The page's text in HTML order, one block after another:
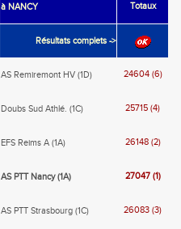
à NANCY Totaux
Résultats complets ->
AS Remiremont HV (1D) 24604 (6)
Doubs Sud Athlé. (1C) 25715 (4)
EFS Reims A (1A) 26148 (2)
AS PTT Nancy (1A) 27047 (1)
AS PTT Strasbourg (1C) 26083 (3)